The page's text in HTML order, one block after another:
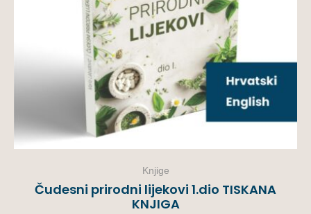
Knjige
Čudesni prirodni lijekovi 1.dio TISKANA
KNJIGA